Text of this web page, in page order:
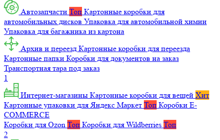
Автозапчасти Топ Картонные коробки для
автомобильных дисков Упаковка для автомобильной химии
Упаковка для багажника из картона
Архив и переезд Картонные коробки для переезда
Картонные папки Коробки для документов на заказ
Транспортная тара под заказ
1
Интернет-магазины Картонные коробки для вещей Хит
Картонные упаковки для Яндекс Маркет Топ Коробки E-
COMMERCE
Коробки для Ozon Топ Коробки для Wildberries Топ
2